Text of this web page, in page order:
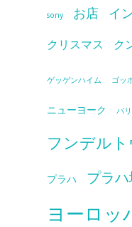
sony お店 イ
クリスマス ク
ゲッゲンハイム ゴッ
ニューヨーク パリ
フンデル
プラハ プラ
ヨーロッ